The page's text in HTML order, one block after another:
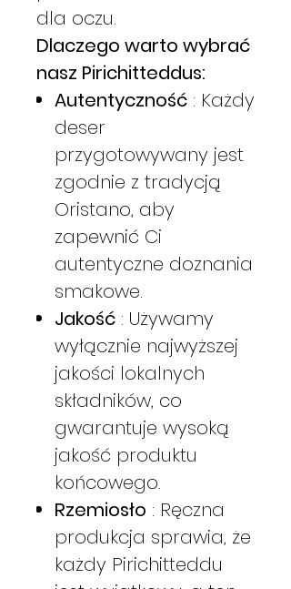
dla oczu.
Dlaczego warto wybrać
nasz Pirichitteddus:
Autentyczność : Każdy
deser
przygotowywany jest
zgodnie z tradycją
Oristano, aby
zapewnić Ci
autentyczne doznania
smakowe.
Jakość : Używamy
wyłącznie najwyższej
jakości lokalnych
składników, co
gwarantuje wysoką
jakość produktu
końcowego.
Rzemiosło : Ręczna
produkcja sprawia, że
każdy Pirichitteddu